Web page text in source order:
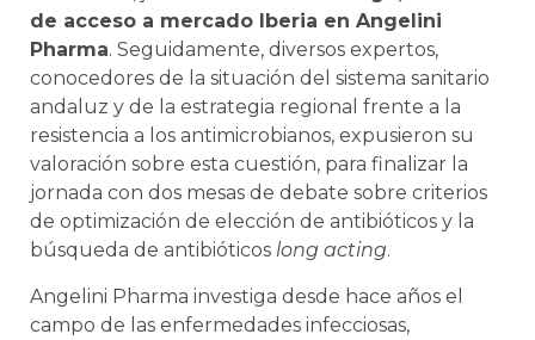
de acceso a mercado Iberia en Angelini
Pharma. Seguidamente, diversos expertos,
conocedores de la situación del sistema sanitario
andaluz y de la estrategia regional frente a la
resistencia a los antimicrobianos, expusieron su
valoración sobre esta cuestión, para finalizar la
jornada con dos mesas de debate sobre criterios
de optimización de elección de antibióticos y la
búsqueda de antibióticos long acting.
Angelini Pharma investiga desde hace años el
campo de las enfermedades infecciosas,